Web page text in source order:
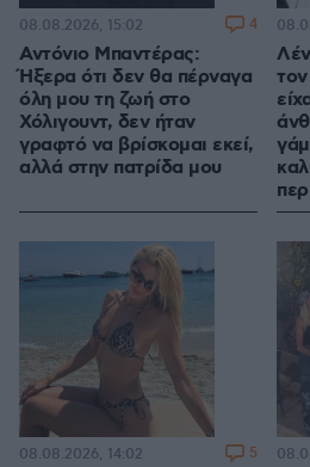
Αντόνιο Μπαντέρας:
Ήξερα ότι δεν θα πέρναγα
όλη μου τη ζωή στο
Χόλιγουντ, δεν ήταν
γραφτό να βρίσκομαι εκεί,
αλλά στην πατρίδα μου
08.08.2026, 15:02 4
08.08.2026, 14:02 5